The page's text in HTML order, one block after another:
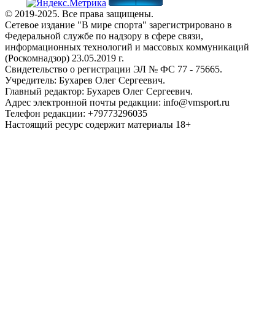
© 2019-2025. Все права защищены.
Сетевое издание "В мире спорта" зарегистрировано в
Федеральной службе по надзору в сфере связи,
информационных технологий и массовых коммуникаций
(Роскомнадзор) 23.05.2019 г.
Свидетельство о регистрации ЭЛ № ФС 77 - 75665.
Учредитель: Бухарев Олег Сергеевич.
Главный редактор: Бухарев Олег Сергеевич.
Адрес электронной почты редакции: info@vmsport.ru
Телефон редакции: +79773296035
Настоящий ресурс содержит материалы 18+